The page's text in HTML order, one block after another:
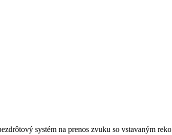
systém na prenos zvuku so vstavaným